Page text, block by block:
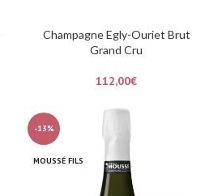
Champagne Egly-Ouriet Brut
Grand Cru
112,00€
-13%
MOUSSÉ FILS